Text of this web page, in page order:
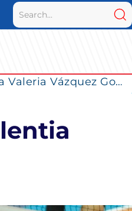
La Numia Vero Volley completa il roster: la schiacciatrice portoricana Valeria Vázquez Gomez è l’ultimo innesto di Milano per la stagione 2026/2027